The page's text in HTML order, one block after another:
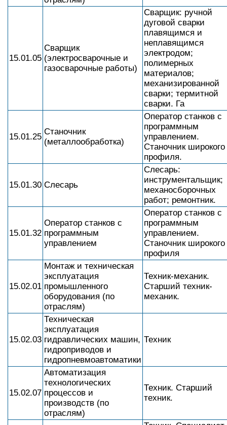
15.01.05
Сварщик
(электросварочные и
газосварочные работы)
Сварщик: ручной
дуговой сварки
плавящимся и
неплавящимся
электродом;
полимерных
материалов;
механизированной
сварки; термитной
сварки. Га
15.01.25
Станочник
(металлообработка)
Оператор станков с
программным
управлением.
Станочник широкого
профиля.
15.01.30 Слесарь
Слесарь:
инструментальщик;
механосборочных
работ; ремонтник.
15.01.32
Оператор станков с
программным
управлением
Оператор станков с
программным
управлением.
Станочник широкого
профиля
15.02.01
Монтаж и техническая
эксплуатация
промышленного
оборудования (по
отраслям)
Техник-механик.
Старший техник-
механик.
15.02.03
Техническая
эксплуатация
гидравлических машин,
гидроприводов и
гидропневмоавтоматики
Техник
15.02.07
Автоматизация
технологических
процессов и
производств (по
отраслям)
Техник. Старший
техник.